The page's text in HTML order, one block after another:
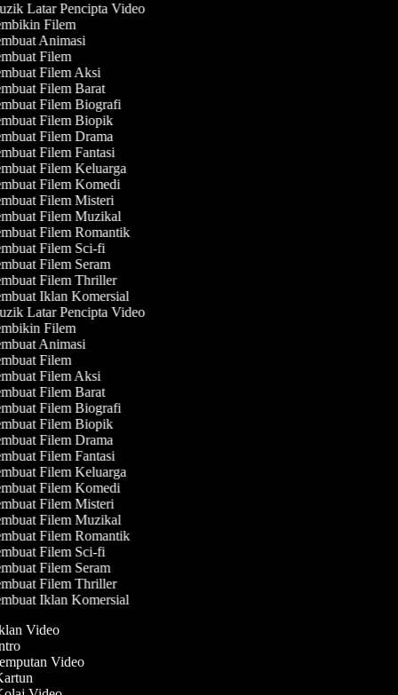
Latar Pencipta Video
Filem
Animasi
Filem
Filem Aksi
Filem Barat
Filem Biografi
Filem Biopik
Filem Drama
Filem Fantasi
Filem Keluarga
Filem Komedi
Filem Misteri
Filem Muzikal
Filem Romantik
Filem Sci-fi
Filem Seram
Filem Thriller
Iklan Komersial
Latar Pencipta Video
Filem
Animasi
Filem
Filem Aksi
Filem Barat
Filem Biografi
Filem Biopik
Filem Drama
Filem Fantasi
Filem Keluarga
Filem Komedi
Filem Misteri
Filem Muzikal
Filem Romantik
Filem Sci-fi
Filem Seram
Filem Thriller
Iklan Komersial
Video
Video